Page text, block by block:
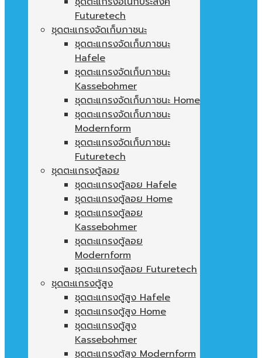
Futuretech
ชุดตะแกรงจัดเก็บภาชนะ
ชุดตะแกรงจัดเก็บภาชนะ
Hafele
ชุดตะแกรงจัดเก็บภาชนะ
Kassebohmer
ชุดตะแกรงจัดเก็บภาชนะ Home
ชุดตะแกรงจัดเก็บภาชนะ
Modernform
ชุดตะแกรงจัดเก็บภาชนะ
Futuretech
ชุดตะแกรงตู้ลอย
ชุดตะแกรงตู้ลอย Hafele
ชุดตะแกรงตู้ลอย Home
ชุดตะแกรงตู้ลอย
Kassebohmer
ชุดตะแกรงตู้ลอย
Modernform
ชุดตะแกรงตู้ลอย Futuretech
ชุดตะแกรงตู้สูง
ชุดตะแกรงตู้สูง Hafele
ชุดตะแกรงตู้สูง Home
ชุดตะแกรงตู้สูง
Kassebohmer
ชุดตะแกรงตู้สูง Modernform